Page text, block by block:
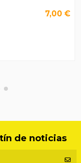
7,00 €
de noticias